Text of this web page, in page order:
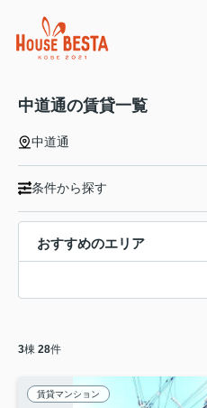
中道通の賃貸一覧
中道通
条件から探す
おすすめのエリア
3棟 28件
賃貸マンション